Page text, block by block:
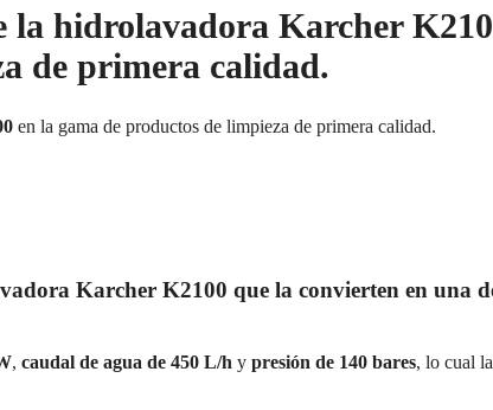
la hidrolavadora Karcher
de primera calidad.
en la gama de productos de limpieza de primera calidad.
Karcher K2100 que la convierten en una
, caudal de agua de 450 L/h y presión de 140 bares, lo cual la